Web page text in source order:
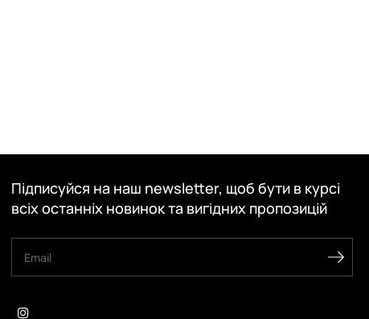
Підписуйся на наш newsletter, щоб бути в курсі
всіх останніх новинок та вигідних пропозицій